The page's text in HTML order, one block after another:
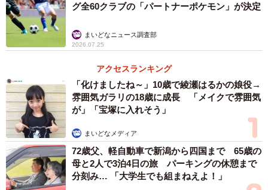
3/4
映画『もののけ姫』場面カット （C） 1997 Hayao Miyazaki/Studio
Ghibli, ND
また、本書内の『アフレコ現場の裏側を、覗いてみた
グ全60クラブの「パートナーポケモン」が決定
まいどなニュース調査部
2026.07.25
アクセスランキング
「化けましたね～」10歳で綾瀬はるかの娘役→
雰囲気ガラリの18歳に成長 「メイクで雰囲気
が」「宝塚に入れそう」
まいどなメディア
72歳父、軽自動車で新潟から四国まで 65歳の
母と2人で3泊4日の旅 パーキングの休憩まで
分刻み… 「大学生でも組まねえよ！」